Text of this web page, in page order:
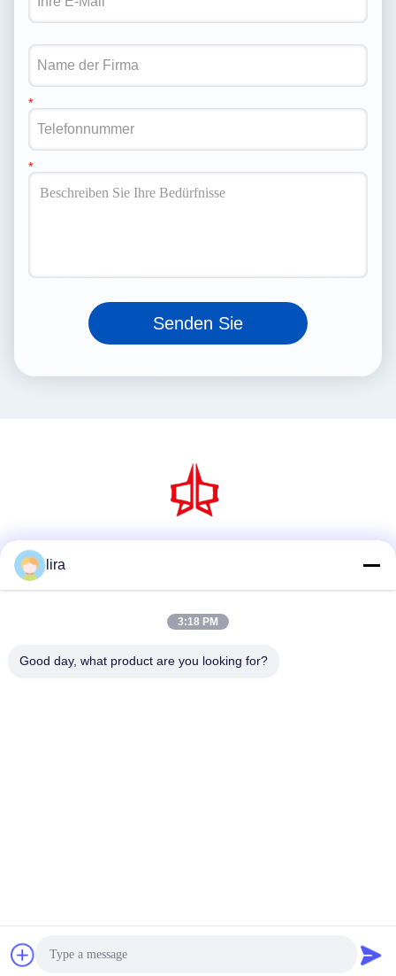
Senden Sie
2012-2026 Jiangyin Jinlida Light Industry Machinery Co.,Ltd . Alle
lira
3:18 PM
Good day, what product are you looking for?